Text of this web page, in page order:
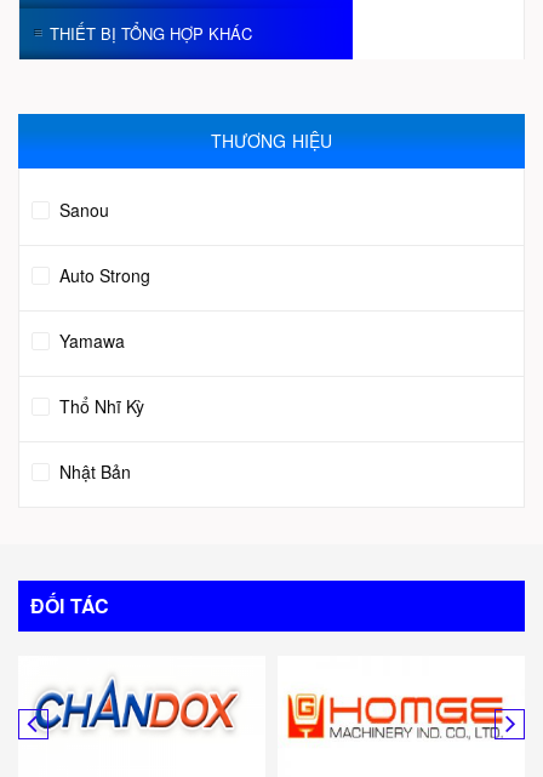
THIẾT BỊ TỔNG HỢP KHÁC
THƯƠNG HIỆU
Sanou
Auto Strong
Yamawa
Thổ Nhĩ Kỳ
Nhật Bản
Italy
Canada
ĐỐI TÁC